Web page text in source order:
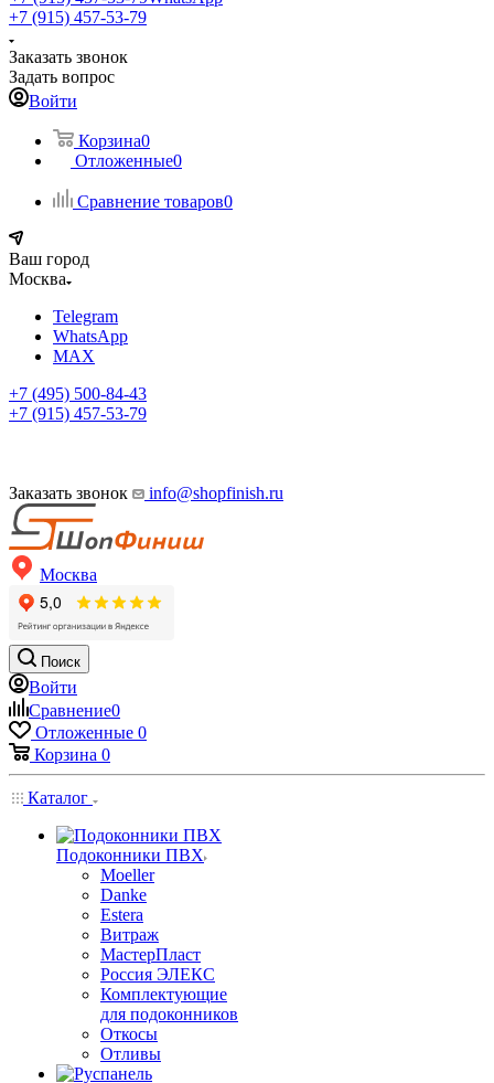
+7 (915) 457-53-79
Заказать звонок
Задать вопрос
Войти
Корзина0
Отложенные0
Сравнение товаров0
Ваш город
Москва
Telegram
WhatsApp
MAX
+7 (495) 500-84-43
+7 (915) 457-53-79
Заказать звонок info@shopfinish.ru
Москва
Поиск
Войти
Сравнение0
Отложенные 0
Корзина 0
Каталог
Подоконники ПВХ
Moeller
Danke
Estera
Витраж
МастерПласт
Россия ЭЛЕКС
Комплектующие
для подоконников
Откосы
Отливы